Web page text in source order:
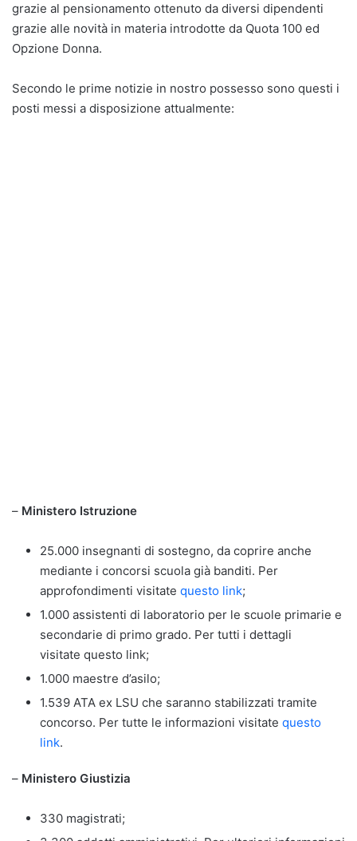
grazie al pensionamento ottenuto da diversi dipendenti
grazie alle novità in materia introdotte da Quota 100 ed
Opzione Donna.
Secondo le prime notizie in nostro possesso sono questi i
posti messi a disposizione attualmente:
– Ministero Istruzione
25.000 insegnanti di sostegno, da coprire anche
mediante i concorsi scuola già banditi. Per
approfondimenti visitate questo link;
1.000 assistenti di laboratorio per le scuole primarie e
secondarie di primo grado. Per tutti i dettagli
visitate questo link;
1.000 maestre d’asilo;
1.539 ATA ex LSU che saranno stabilizzati tramite
concorso. Per tutte le informazioni visitate questo
link.
– Ministero Giustizia
330 magistrati;